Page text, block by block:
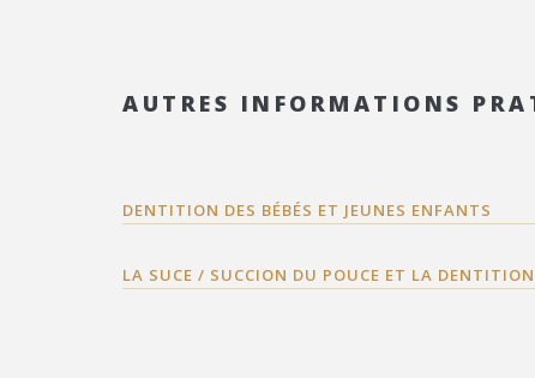
AUTRES INFORMATIONS
DENTITION DES BÉBÉS ET JEUNES ENFANTS
LA SUCE / SUCCION DU POUCE ET LA DENTITION